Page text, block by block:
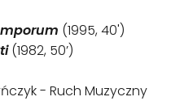
(1995, 40')
(1982, 50’)
- Ruch Muzyczny